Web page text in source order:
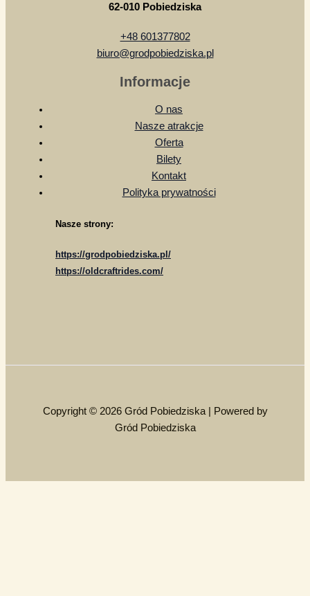
62-010 Pobiedziska
+48 601377802
biuro@grodpobiedziska.pl
Informacje
O nas
Nasze atrakcje
Oferta
Bilety
Kontakt
Polityka prywatności
Nasze strony:
https://grodpobiedziska.pl/
https://oldcraftrides.com/
Copyright © 2026 Gród Pobiedziska | Powered by
Gród Pobiedziska